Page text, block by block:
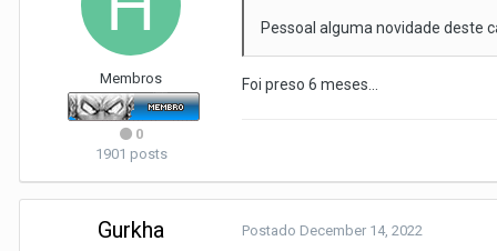
Membros
0
1901 posts
Pessoal alguma novidade deste
Foi preso 6 meses...
Gurkha Postado December 14, 2022